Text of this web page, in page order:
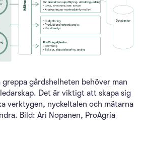
gårdshelheten behöver man
Det är viktigt att skapa sig
verktygen, nyckeltalen och mätarna
Bild: Ari Nopanen, ProAgria